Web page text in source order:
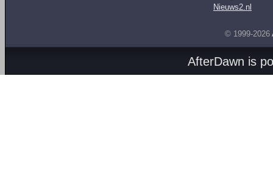
Nieuws2.nl
© 1999-2026
AfterDawn is